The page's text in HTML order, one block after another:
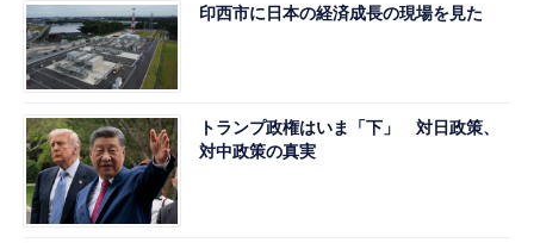
印西市に日本の経済成長の現場を見た
トランプ政権はいま「下」 対日政策、
対中政策の真実